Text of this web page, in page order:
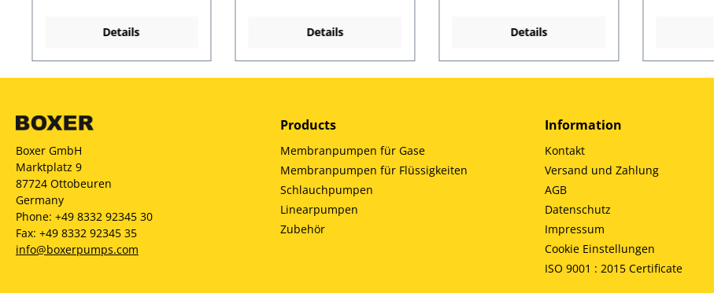
Details Details Details
Boxer GmbH
Marktplatz 9
87724 Ottobeuren
Germany
Phone: +49 8332 92345 30
Fax: +49 8332 92345 35
info@boxerpumps.com
Products
Membranpumpen für Gase
Membranpumpen für Flüssigkeiten
Schlauchpumpen
Linearpumpen
Zubehör
Information
Kontakt
Versand und Zahlung
AGB
Datenschutz
Impressum
Cookie Einstellungen
ISO 9001 : 2015 Certificate